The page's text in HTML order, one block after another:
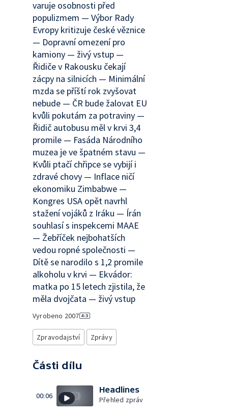
varuje osobnosti před
populizmem — Výbor Rady
Evropy kritizuje české věznice
— Dopravní omezení pro
kamiony — živý vstup —
Řidiče v Rakousku čekají
zácpy na silnicích — Minimální
mzda se příští rok zvyšovat
nebude — ČR bude žalovat EU
kvůli pokutám za potraviny —
Řidič autobusu měl v krvi 3,4
promile — Fasáda Národního
muzea je ve špatném stavu —
Kvůli ptačí chřipce se vybijí i
zdravé chovy — Inflace ničí
ekonomiku Zimbabwe —
Kongres USA opět navrhl
stažení vojáků z Iráku — Írán
souhlasí s inspekcemi MAAE
— Žebříček nejbohatších
vedou ropné společnosti —
Dítě se narodilo s 1,2 promile
alkoholu v krvi — Ekvádor:
matka po 15 letech zjistila, že
měla dvojčata — živý vstup
Vyrobeno 2007
Zpravodajství Zprávy
Části dílu
00:06
Headlines
Přehled zpráv